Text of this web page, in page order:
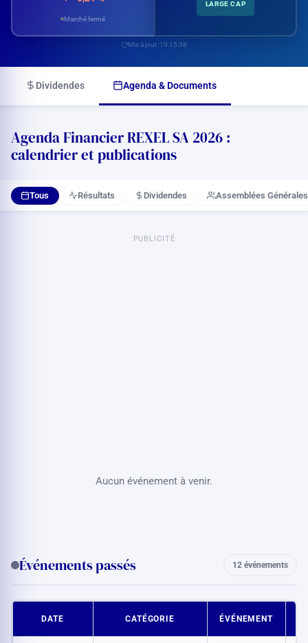
Marché fermé
LARGE CAP
Mis à jour :19:15:38
Dividendes Agenda & Documents
Agenda Financier REXEL SA 2026 :
calendrier et publications
Tous Résultats Dividendes Assemblées Générales
PUBLICITÉ
Aucun événement à venir.
Événements passés 12 événements
DATE CATÉGORIE ÉVÉNEMENT